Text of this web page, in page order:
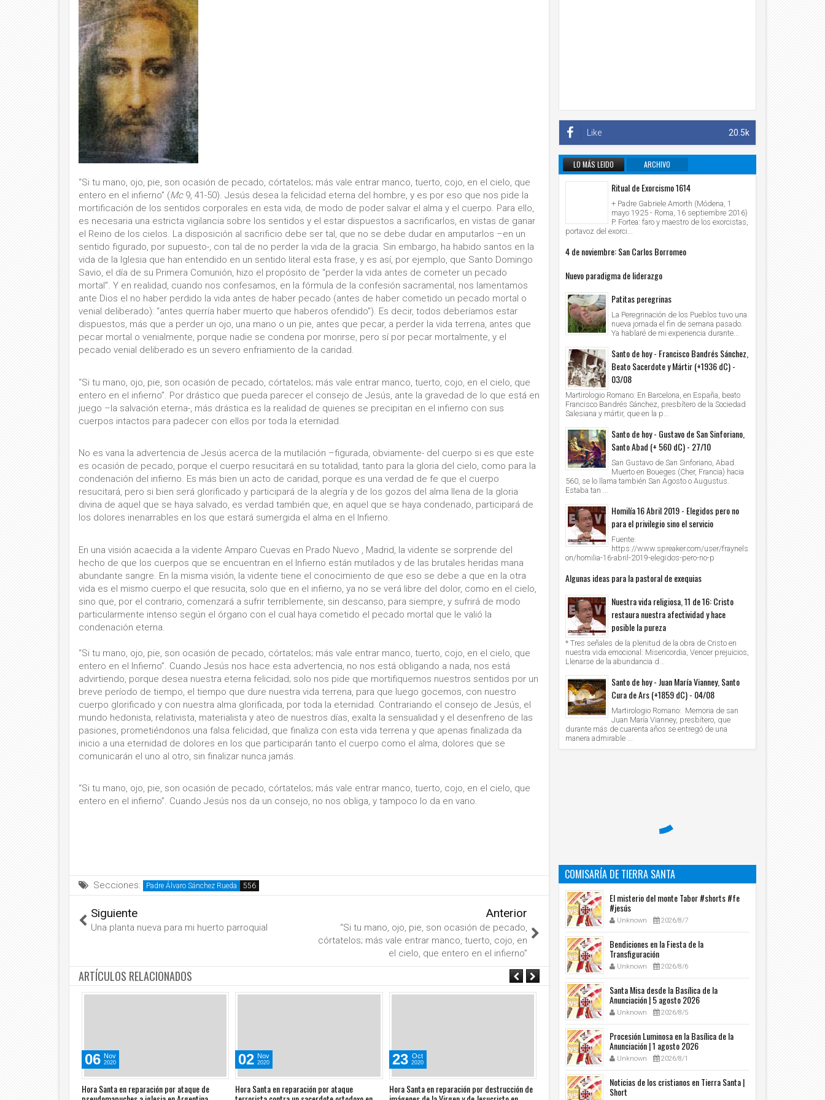
“Si tu mano, ojo, pie, son ocasión de pecado, córtatelos; más vale entrar manco, tuerto, cojo, en el cielo, que
entero en el infierno” (Mc9, 41-50). Jesús desea la felicidad eterna del hombre, y es por eso que nos pide la
mortificación de los sentidos corporales en esta vida, de modo de poder salvar el alma y el cuerpo. Para ello,
es necesaria una estricta vigilancia sobre los sentidos y el estar dispuestos a sacrificarlos, en vistas de ganar
el Reino de los cielos. La disposición al sacrificio debe ser tal, que no se debe dudar en amputarlos –en un
sentido figurado, por supuesto-, con tal de no perder la vida de la gracia. Sin embargo, ha habido santos en la
vida de la Iglesia que han entendido en un sentido literal esta frase, y es así, por ejemplo, que Santo Domingo
Savio, el día de su Primera Comunión, hizo el propósito de “perder la vida antes de cometer un pecado
mortal”. Y en realidad, cuando nos confesamos, en la fórmula de la confesión sacramental, nos lamentamos
ante Dios el no haber perdido la vida antes de haber pecado (antes de haber cometido un pecado mortal o
venial deliberado): “antes querría haber muerto que haberos ofendido”). Es decir, todos deberíamos estar
dispuestos, más que a perder un ojo, una mano o un pie, antes que pecar, a perder la vida terrena, antes que
pecar mortal o venialmente, porque nadie se condena por morirse, pero sí por pecar mortalmente, y el
pecado venial deliberado es un severo enfriamiento de la caridad.
“Si tu mano, ojo, pie, son ocasión de pecado, córtatelos; más vale entrar manco, tuerto, cojo, en el cielo, que
entero en el infierno”. Por drástico que pueda parecer el consejo de Jesús, ante la gravedad de lo que está en
juego –la salvación eterna-, más drástica es la realidad de quienes se precipitan en el infierno con sus
cuerpos intactos para padecer con ellos por toda la eternidad.
No es vana la advertencia de Jesús acerca de la mutilación –figurada, obviamente- del cuerpo si es que este
es ocasión de pecado, porque el cuerpo resucitará en su totalidad, tanto para la gloria del cielo, como para la
condenación del infierno. Es más bien un acto de caridad, porque es una verdad de fe que el cuerpo
resucitará, pero si bien será glorificado y participará de la alegría y de los gozos del alma llena de la gloria
divina de aquel que se haya salvado, es verdad también que, en aquel que se haya condenado, participará de
los dolores inenarrables en los que estará sumergida el alma en el Infierno.
En una visión acaecida a la vidente Amparo Cuevas en Prado Nuevo
, Madrid, la vidente se sorprende del
hecho de que los cuerpos que se encuentran en el Infierno están mutilados y de las brutales heridas mana
abundante sangre. En la misma visión, la vidente tiene el conocimiento de que eso se debe a que en la otra
vida es el mismo cuerpo el que resucita, solo que en el infierno, ya no se verá libre del dolor, como en el cielo,
sino que, por el contrario, comenzará a sufrir terriblemente, sin descanso, para siempre, y sufrirá de modo
particularmente intenso según el órgano con el cual haya cometido el pecado mortal que le valió la
condenación eterna.
“Si tu mano, ojo, pie, son ocasión de pecado, córtatelos; más vale entrar manco, tuerto, cojo, en el cielo, que
entero en el Infierno”. Cuando Jesús nos hace esta advertencia, no nos está obligando a nada, nos está
advirtiendo, porque desea nuestra eterna felicidad; solo nos pide que mortifiquemos nuestros sentidos por un
breve período de tiempo, el tiempo que dure nuestra vida terrena, para que luego gocemos, con nuestro
cuerpo glorificado y con nuestra alma glorificada, por toda la eternidad. Contrariando el consejo de Jesús, el
mundo hedonista, relativista, materialista y ateo de nuestros días, exalta la sensualidad y el desenfreno de las
pasiones, prometiéndonos una falsa felicidad, que finaliza con esta vida terrena y que apenas finalizada da
inicio a una eternidad de dolores en los que participarán tanto el cuerpo como el alma, dolores que se
comunicarán el uno al otro, sin finalizar nunca jamás.
“Si tu mano, ojo, pie, son ocasión de pecado, córtatelos; más vale entrar manco, tuerto, cojo, en el cielo, que
entero en el infierno”. Cuando Jesús nos da un consejo, no nos obliga, y tampoco lo da en vano.
Secciones: Padre Álvaro Sánchez Rueda
Siguiente
Una planta nueva para mi huerto parroquial
Anterior
“Si tu mano, ojo, pie, son ocasión de pecado,
córtatelos; más vale entrar manco, tuerto, cojo, en
el cielo, que entero en el infierno”
ARTÍCULOS RELACIONADOS
06 Nov
2020
Hora Santa en reparación por ataque de
02 Nov
2020
Hora Santa en reparación por ataque
23 Oct
2020
Hora Santa en reparación por destrucción de
Oct
2020
Hora Santa en reparación por profanación del Hora Santa en reparación por
20.5k
Like
LO MÁS LEIDO
ARCHIVO
INFORMATIVO
Ritual de Exorcismo 1614
+ Padre Gabriele Amorth (Módena, 1
mayo 1925 - Roma, 16 septiembre 2016)
P. Fortea: faro y maestro de los exorcistas,
portavoz del exorci...
4 de noviembre: San Carlos Borromeo
Nuevo paradigma de liderazgo
Patitas peregrinas
La Peregrinación de los Pueblos tuvo una
nueva jornada el fin de semana pasado.
Ya hablaré de mi experiencia durante...
Santo de hoy - Francisco Bandrés Sánchez,
Beato Sacerdote y Mártir (+1936 dC) -
03/08
Martirologio Romano: En Barcelona, en España, beato
Francisco Bandrés Sánchez, presbítero de la Sociedad
Salesiana y mártir, que en la p...
Santo de hoy - Gustavo de San Sinforiano,
Santo Abad (+ 560 dC) - 27/10
San Gustavo de San Sinforiano, Abad.
Muerto en Boueges (Cher, Francia) hacia
560, se lo llama también San Agosto o Augustus.
Estaba tan ...
Homilía 16 Abril 2019 - Elegidos pero no
para el privilegio sino el servicio
Fuente:
https://www.spreaker.com/user/fraynels
on/homilia-16-abril-2019-elegidos-pero-no-p
Algunas ideas para la pastoral de exequias
Nuestra vida religiosa, 11 de 16: Cristo
restaura nuestra afectividad y hace
posible la pureza
* Tres señales de la plenitud de la obra de Cristo en
nuestra vida emocional: Misericordia, Vencer prejuicios,
Llenarse de la abundancia d...
Santo de hoy - Juan María Vianney, Santo
Cura de Ars (+1859 dC) - 04/08
Martirologio Romano: Memoria de san
Juan María Vianney, presbítero, que
durante más de cuarenta años se entregó de una
manera admirable ...
COMISARÍA DE TIERRA SANTA
El misterio del monte Tabor #shorts #fe
#jesús
Unknown 2026/8/7
Bendiciones en la Fiesta de la
Transfiguración
Unknown 2026/8/6
Santa Misa desde la Basílica de la
Anunciación | 5 agosto 2026
Unknown 2026/8/5
Procesión Luminosa en la Basílica de la
Anunciación | 1 agosto 2026
Unknown 2026/8/1
Noticias de los cristianos en Tierra Santa |
Short